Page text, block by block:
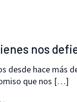
nos
desde hace más
que nos […]